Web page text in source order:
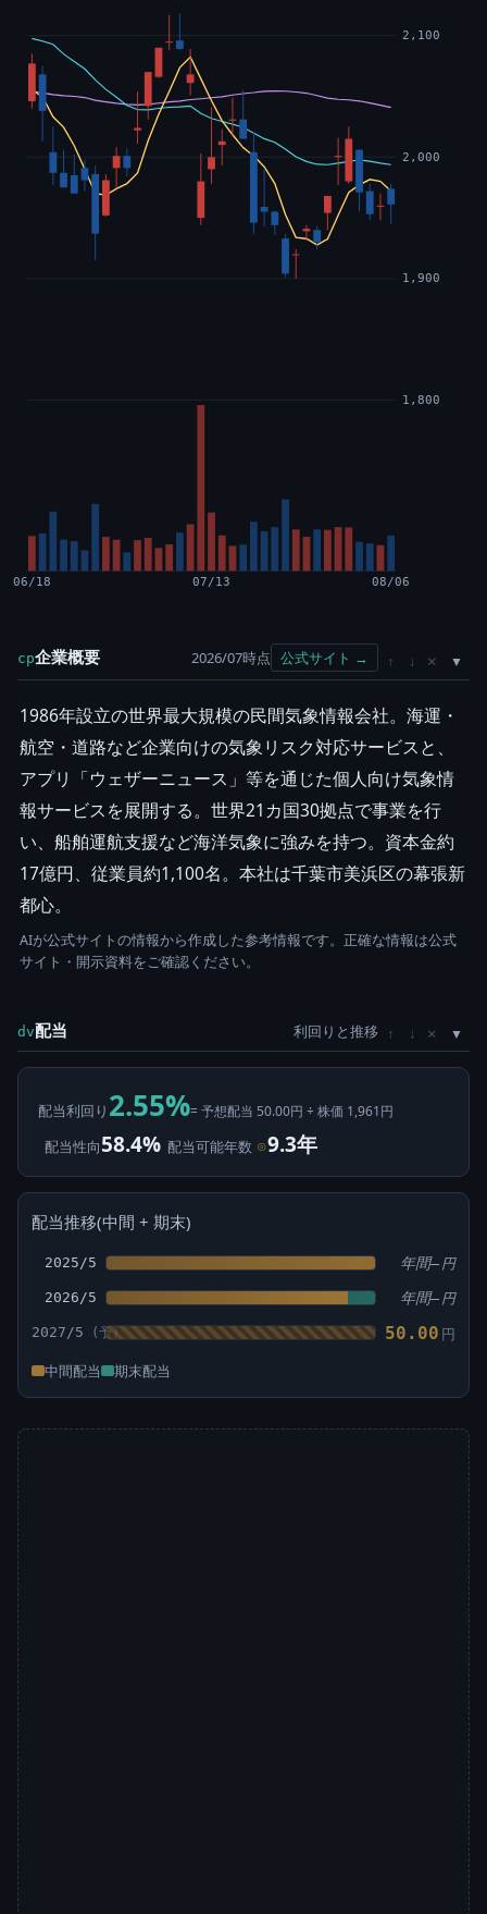
1,800
1,900
2,000
2,100
06/18 07/13 08/06
cp企業概要 2026/07時点 公式サイト → ↑ ↓ ×
1986年設立の世界最大規模の民間気象情報会社。海運・
航空・道路など企業向けの気象リスク対応サービスと、
アプリ「ウェザーニュース」等を通じた個人向け気象情
報サービスを展開する。世界21カ国30拠点で事業を行
い、船舶運航支援など海洋気象に強みを持つ。資本金約
17億円、従業員約1,100名。本社は千葉市美浜区の幕張新
都心。
AIが公式サイトの情報から作成した参考情報です。正確な情報は公式
サイト・開示資料をご確認ください。
dv配当 利回りと推移 ↑ ↓ ×
配当利回り 2.55%= 予想配当 50.00円 ÷ 株価 1,961円
配当性向58.4% 配当可能年数 ⊙9.3年
配当推移(中間 + 期末)
2025/5 年間— 円
2026/5 年間— 円
2027/5 50.00 円
中間配当 期末配当